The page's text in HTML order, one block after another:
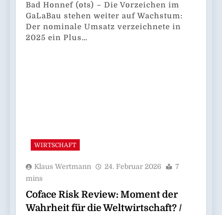
Bad Honnef (ots) – Die Vorzeichen im
GaLaBau stehen weiter auf Wachstum:
Der nominale Umsatz verzeichnete in
2025 ein Plus…
WIRTSCHAFT
Klaus Wertmann 24. Februar 2026
7
mins
Coface Risk Review: Moment der
Wahrheit für die Weltwirtschaft? /